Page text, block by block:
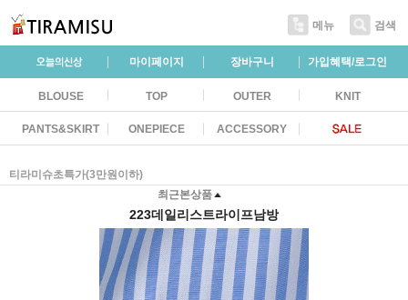
메뉴 검색
마이페이지 장바구니 가입혜택/로그인
BLOUSE TOP OUTER KNIT
PANTS&SKIRT ONEPIECE ACCESSORY
티라미슈초특가(3만원이하)
최근본상품
223데일리스트라이프남방